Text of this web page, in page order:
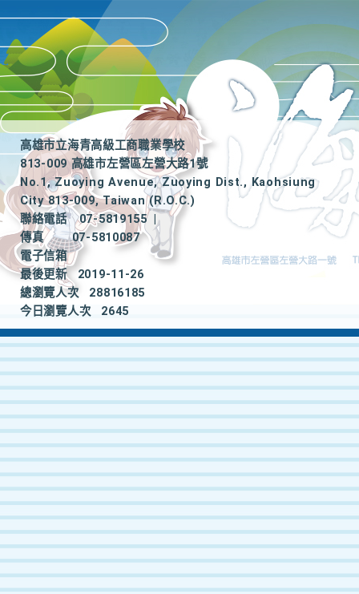
高雄市立海青高級工商職業學校
813-009 高雄市左營區左營大路1號
No.1, Zuoying Avenue, Zuoying Dist., Kaohsiung
City 813-009, Taiwan (R.O.C.)
聯絡電話
07-5819155
|
傳真
07-5810087
電子信箱
最後更新
2019-11-26
總瀏覽人次
28816185
今日瀏覽人次
2645